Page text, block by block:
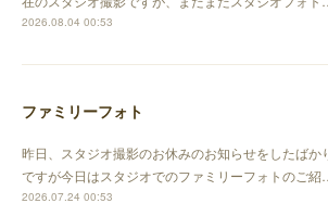
2026.08.04 00:53
ファミリーフォト
昨日、スタジオ撮影のお休みのお知らせをしたばか
ですが今日はスタジオでのファミリーフォトのご紹
2026.07.24 00:53